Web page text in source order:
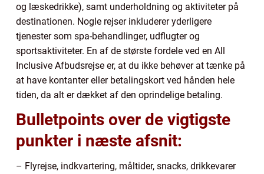
og læskedrikke), samt underholdning og aktiviteter på
destinationen. Nogle rejser inkluderer yderligere
tjenester som spa-behandlinger, udflugter og
sportsaktiviteter. En af de største fordele ved en All
Inclusive Afbudsrejse er, at du ikke behøver at tænke på
at have kontanter eller betalingskort ved hånden hele
tiden, da alt er dækket af den oprindelige betaling.
Bulletpoints over de vigtigste
punkter i næste afsnit:
– Flyrejse, indkvartering, måltider, snacks, drikkevarer